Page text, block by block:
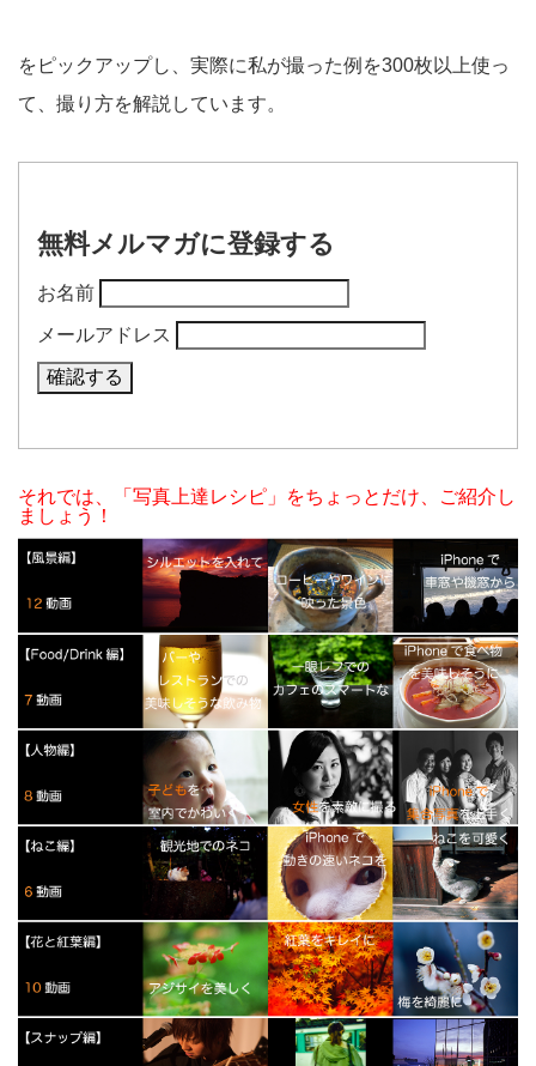
をピックアップし、実際に私が撮った例を300枚以上使っ
て、撮り方を解説しています。
無料メルマガに登録する
お名前
メールアドレス
それでは、「写真上達レシピ」をちょっとだけ、ご紹介し
ましょう！